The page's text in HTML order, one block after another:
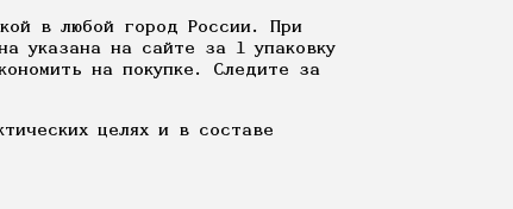
в любой город России. При
указана на сайте за 1 упаковку
на покупке. Следите за
целях и в составе